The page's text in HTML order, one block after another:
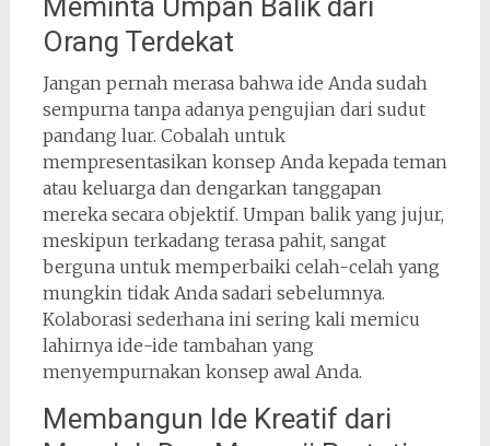
Meminta Umpan Balik dari
Orang Terdekat
Jangan pernah merasa bahwa ide Anda sudah
sempurna tanpa adanya pengujian dari sudut
pandang luar. Cobalah untuk
mempresentasikan konsep Anda kepada teman
atau keluarga dan dengarkan tanggapan
mereka secara objektif. Umpan balik yang jujur,
meskipun terkadang terasa pahit, sangat
berguna untuk memperbaiki celah-celah yang
mungkin tidak Anda sadari sebelumnya.
Kolaborasi sederhana ini sering kali memicu
lahirnya ide-ide tambahan yang
menyempurnakan konsep awal Anda.
Membangun Ide Kreatif dari